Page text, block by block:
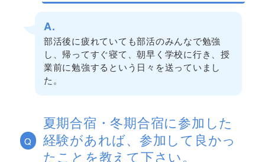
A.
部活後に疲れていても部活のみんなで勉強
し、帰ってすぐ寝て、朝早く学校に行き、授
業前に勉強するという日々を送っていまし
た。
Q
夏期合宿・冬期合宿に参加した
経験があれば、参加して良かっ
たことを教えて下さい。